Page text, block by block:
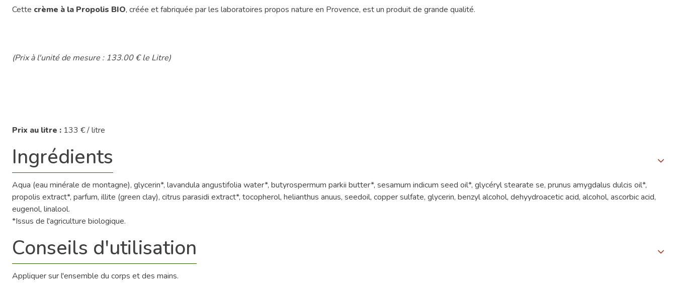
Cette crème à la Propolis BIO, créée et fabriquée par les laboratoires propos nature en Provence, est un produit de grande qualité.
(Prix à l'unité de mesure : 133.00 € le Litre)
Prix au litre : 133 € / litre
Ingrédients
Aqua (eau minérale de montagne), glycerin*, lavandula angustifolia water*, butyrospermum parkii butter*, sesamum indicum seed oil*, glycéryl stearate se, prunus amygdalus dulcis oil*,
propolis extract*, parfum, illite (green clay), citrus parasidi extract*, tocopherol, helianthus anuus, seedoil, copper sulfate, glycerin, benzyl alcohol, dehyydroacetic acid, alcohol, ascorbic acid,
eugenol, linalool.
*Issus de l'agriculture biologique.
Conseils d'utilisation
Appliquer sur l'ensemble du corps et des mains.